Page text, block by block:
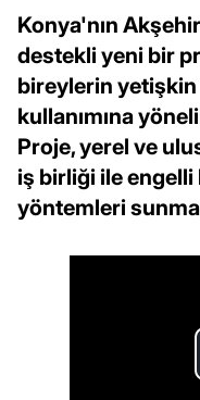
Konya'nın
destekli yeni bir
bireylerin
kullanımına
Proje, yerel ve
iş birliği ile
yöntemleri